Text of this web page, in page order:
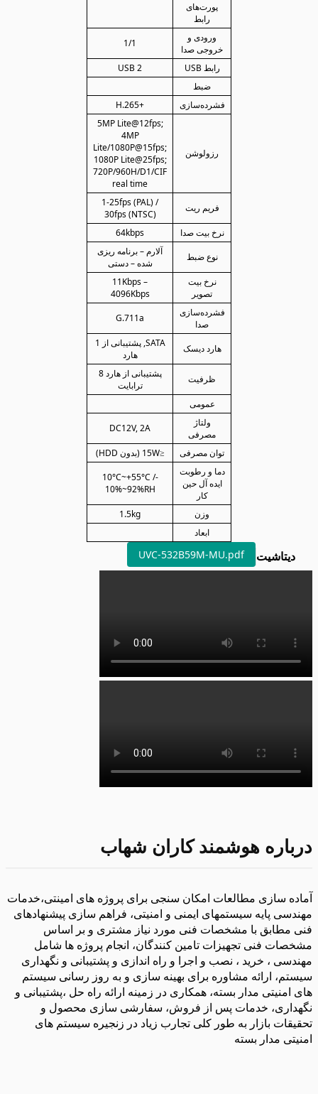
پورت‌های
رابط
ورودی و
خروجی صدا
1/1
رابط USB
2 USB
ضبط
فشرده‌سازی
+H.265
رزولوشن
5MP Lite@12fps;
4MP
Lite/1080P@15fps;
1080P Lite@25fps;
720P/960H/D1/CIF
real time
فریم ریت
1-25fps (PAL) /
30fps (NTSC)
نرخ بیت صدا
64kbps
نوع ضبط
آلارم – برنامه ریزی
شده – دستی
نرخ بیت
تصویر
11Kbps –
4096Kbps
فشرده‌سازی
صدا
G.711a
هارد دیسک
SATA, پشتیبانی از 1
هارد
ظرفیت
پشتیبانی از هارد 8
ترابایت
عمومی
ولتاژ
مصرفی
DC12V, 2A
توان مصرفی
≤15W (بدون HDD)
دما و رطوبت
ایده آل حین
کار
-10°C~+55°C /
10%~92%RH
وزن
1.5kg
ابعاد
دیتاشیت UVC-532B59M-MU.pdf
درباره هوشمند کاران شهاب
آماده سازی مطالعات امکان سنجی برای پروژه های امینتی،خدمات
مهندسی پایه سیستمهای ایمنی و امنیتی، فراهم سازی پیشنهادهای
فنی مطابق با مشخصات فنی مورد نیاز مشتری و بر اساس
مشخصات فنی تجهیزات تامین کنندگان، انجام پروژه ها شامل
مهندسی ، خرید ، نصب و اجرا و راه اندازی و پشتیبانی و نگهداری
سیستم، ارائه مشاوره برای بهینه سازی و به روز رسانی سیستم
های امنیتی مدار بسته، همکاری در زمینه ارائه راه حل ،پشتیبانی و
نگهداری، خدمات پس از فروش، سفارشی سازی محصول و
تحقیقات بازار به طور کلی تجارب زیاد در زنجیره سیستم های
امنیتی مدار بسته